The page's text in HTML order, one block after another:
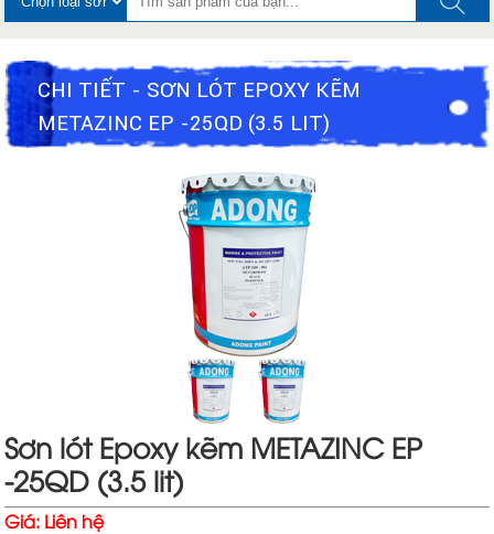
CHI TIẾT - SƠN LÓT EPOXY KẼM
METAZINC EP -25QD (3.5 LIT)
Sơn lót Epoxy kẽm METAZINC EP
-25QD (3.5 lit)
Giá: Liên hệ